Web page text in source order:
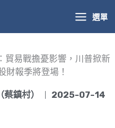
選單
易戰擔憂影響，川普掀新
財報季將登場！
鎮村） 2025-07-14